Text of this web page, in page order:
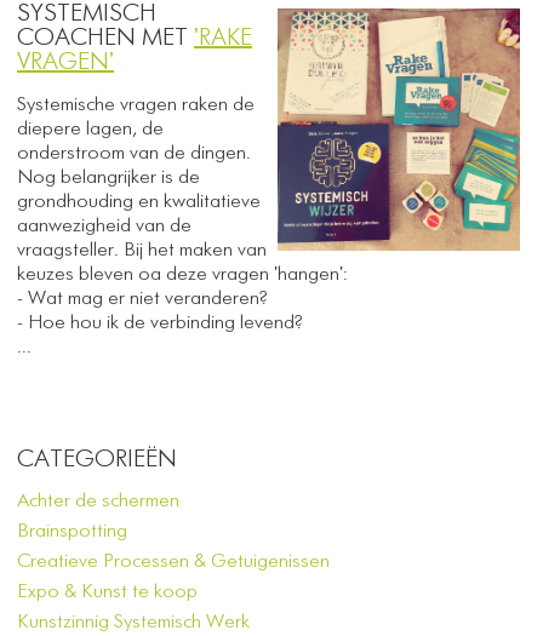
SYSTEMISCH
COACHEN MET 'RAKE
VRAGEN'
Systemische vragen raken de
diepere lagen, de
onderstroom van de dingen.
Nog belangrijker is de
grondhouding en kwalitatieve
aanwezigheid van de
vraagsteller. Bij het maken van
keuzes bleven oa deze vragen 'hangen':
- Wat mag er niet veranderen?
- Hoe hou ik de verbinding levend?
...
CATEGORIEËN
Achter de schermen
Brainspotting
Creatieve Processen & Getuigenissen
Expo & Kunst te koop
Kunstzinnig Systemisch Werk